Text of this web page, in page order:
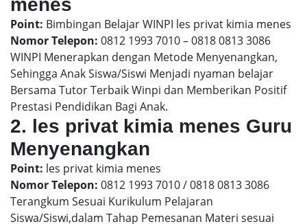
menes
Point: Bimbingan Belajar WINPI les privat kimia menes
Nomor Telepon: 0812 1993 7010 – 0818 0813 3086
WINPI Menerapkan dengan Metode Menyenangkan,
Sehingga Anak Siswa/Siswi Menjadi nyaman belajar
Bersama Tutor Terbaik Winpi dan Memberikan Positif
Prestasi Pendidikan Bagi Anak.
2. les privat kimia menes Guru
Menyenangkan
Point: les privat kimia menes
Nomor Telepon: 0812 1993 7010 / 0818 0813 3086
Terangkum Sesuai Kurikulum Pelajaran
Siswa/Siswi,dalam Tahap Pemesanan Materi sesuai